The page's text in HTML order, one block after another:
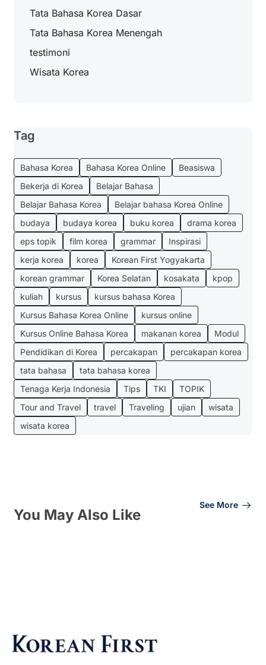
Tata Bahasa Korea Dasar
Tata Bahasa Korea Menengah
testimoni
Wisata Korea
Tag
Bahasa Korea Bahasa Korea Online
Beasiswa
Bekerja di Korea
Belajar Bahasa
Belajar Bahasa Korea
Belajar bahasa Korea Online
budaya
budaya korea buku korea
drama korea
eps topik
film korea grammar
Inspirasi
kerja korea
korea
Korean First Yogyakarta
korean grammar
Korea Selatan kosakata
kpop
kuliah
kursus
kursus bahasa Korea
Kursus Bahasa Korea Online
kursus online
Kursus Online Bahasa Korea
makanan korea
Modul
Pendidikan di Korea
percakapan
percakapan korea
tata bahasa
tata bahasa korea
Tenaga Kerja Indonesia
Tips TKI
TOPIK
Tour and Travel
travel Traveling ujian
wisata
wisata korea
You May Also Like
See More